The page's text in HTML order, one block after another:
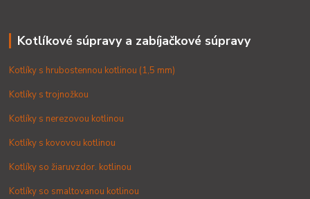
Kotlíkové súpravy a zabíjačkové súpravy
Kotlíky s hrubostennou kotlinou (1,5 mm)
Kotlíky s trojnožkou
Kotlíky s nerezovou kotlinou
Kotlíky s kovovou kotlinou
Kotlíky so žiaruvzdor. kotlinou
Kotlíky so smaltovanou kotlinou